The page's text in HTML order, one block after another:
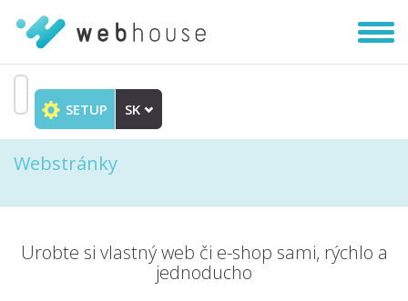
obsah
|
Skryť
SETUP SK
Webstránky
Urobte si vlastný web či e-shop sami, rýchlo a
jednoducho